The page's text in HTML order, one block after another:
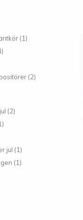
(1)
(2)
(2)
jul (1)
(1)